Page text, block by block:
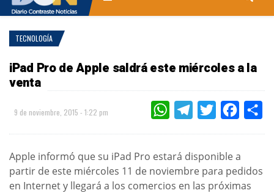
TECNOLOGÍA
iPad Pro de Apple saldrá este miércoles a la
venta
9 de noviembre, 2015 - 1:22 pm WHATSAPPTELEGRAMTWITTER
Apple informó que su iPad Pro estará disponible a
partir de este miércoles 11 de noviembre para pedidos
en Internet y llegará a los comercios en las próximas